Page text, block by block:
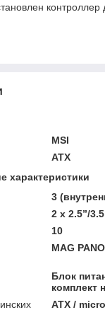
контроллер
MSI
ATX
характеристики
3
2 x 2.5”/
10
MAG
Блок
комплект
ATX /